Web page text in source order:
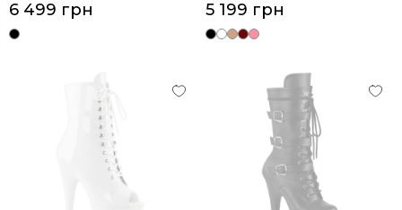
(каблук 20 см)
6 499 грн 5 199 грн